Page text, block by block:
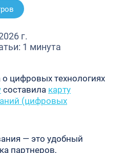
г.
1 минута
цифровых технологиях
составила карту
(цифровых
— это удобный
партнеров,